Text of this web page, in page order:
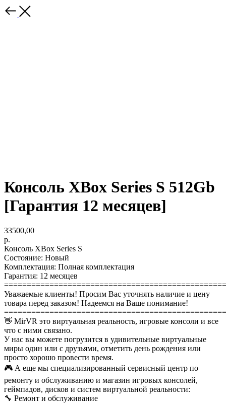
Консоль XBox Series S 512Gb
[Гарантия 12 месяцев]
33500,00
р.
Консоль XBox Series S
Состояние: Новый
Комплектация: Полная комплектация
Гарантия: 12 месяцев
Уважаемые клиенты! Просим Вас уточнять наличие и цену
товара перед заказом! Надеемся на Ваше понимание!
👋 MirVR это виртуальная реальность, игровые консоли и все
что с ними связано.
У нас вы можете погрузится в удивительные виртуальные
миры один или с друзьями, отметить день рождения или
просто хорошо провести время.
🎮 А еще мы специализированный сервисный центр по
ремонту и обслуживанию и магазин игровых консолей,
геймпадов, дисков и систем виртуальной реальности:
🔧 Ремонт и обслуживание